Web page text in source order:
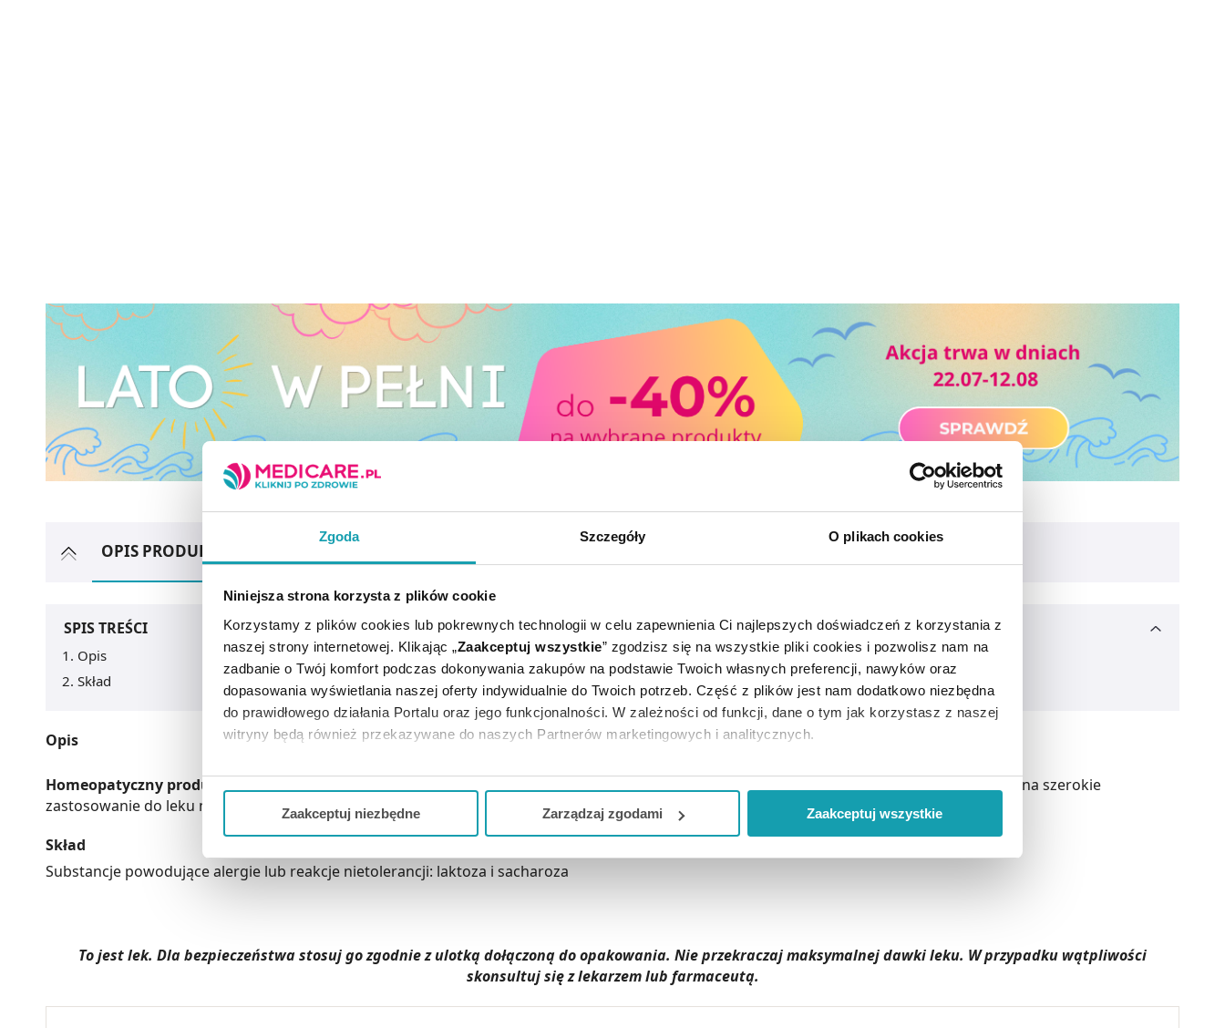
Zgoda Szczegóły O plikach cookies
Niniejsza strona korzysta z plików cookie
Korzystamy z plików cookies lub pokrewnych technologii w celu zapewnienia Ci najlepszych doświadczeń z korzystania z
naszej strony internetowej. Klikając „Zaakceptuj wszystkie” zgodzisz się na wszystkie pliki cookies i pozwolisz nam na
zadbanie o Twój komfort podczas dokonywania zakupów na podstawie Twoich własnych preferencji, nawyków oraz
dopasowania wyświetlania naszej oferty indywidualnie do Twoich potrzeb. Część z plików jest nam dodatkowo niezbędna
do prawidłowego działania Portalu oraz jego funkcjonalności. W zależności od funkcji, dane o tym jak korzystasz z naszej
witryny będą również przekazywane do naszych Partnerów marketingowych i analitycznych.
Jeżeli chcesz dostosować swoją zgodę i wybrać tylko niektóre dodatkowe funkcje, z którymi wiąże się zbieranie danych o
Ciebie danych, które nie są niezbędne dla funkcjonowania Strony. Będzie się to jednak wiązało z brakiem dostępu do
Zaakceptuj niezbędne Zarządzaj zgodami Zaakceptuj wszystkie
OPIS PRODUKTU
SPIS TREŚCI
Opis
Skład
Opis
Homeopatyczny produkt leczniczy
, który nie posiada wskazań leczniczych. Lek ten można stosować w leczeniu różnych chorób. Ze względu na szerokie
zastosowanie do leku nie dodaje się ulotki, ani informacji związanych ze sposobem dawkowania.
Skład
Substancje powodujące alergie lub reakcje nietolerancji: laktoza i sacharoza
To jest lek. Dla bezpieczeństwa stosuj go zgodnie z ulotką dołączoną do opakowania. Nie przekraczaj maksymalnej dawki leku. W przypadku wątpliwości
skonsultuj się z lekarzem lub farmaceutą.